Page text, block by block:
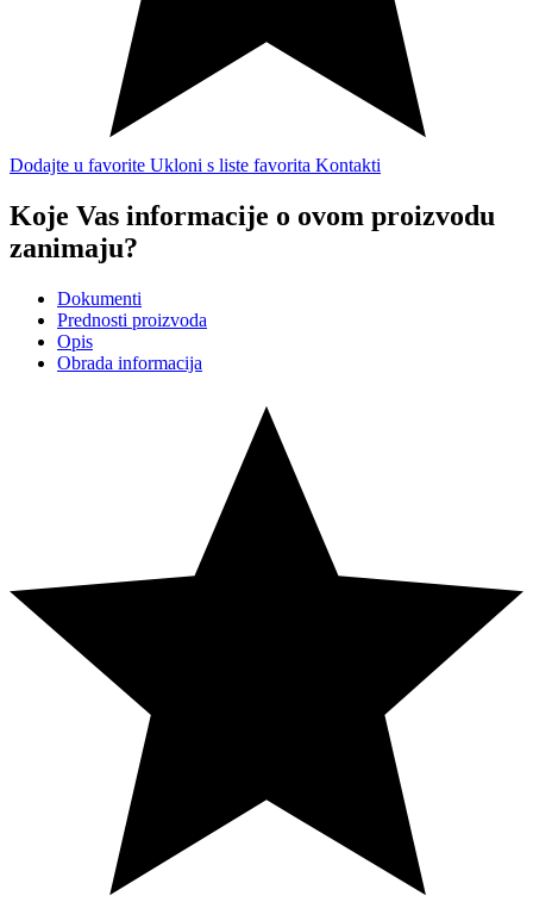
Dodajte u favorite Ukloni s liste favorita Kontakti
Koje Vas informacije o ovom proizvodu
zanimaju?
Dokumenti
Prednosti proizvoda
Opis
Obrada informacija